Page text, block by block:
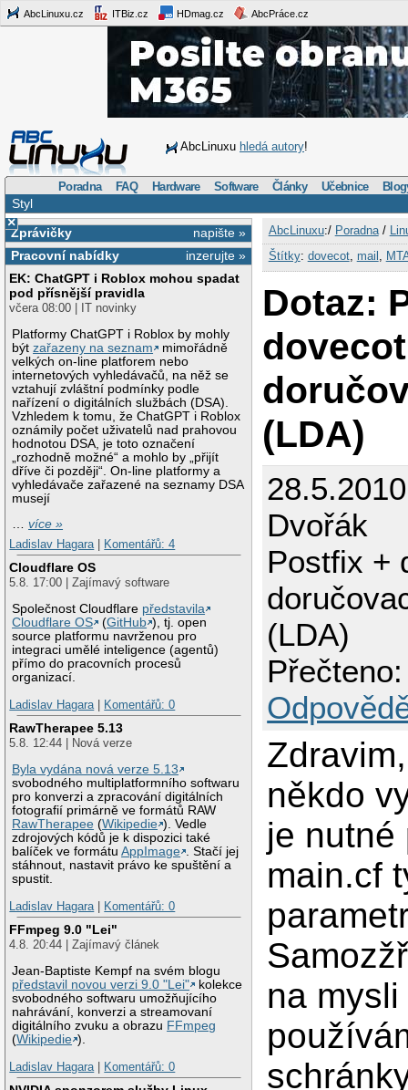
AbcLinuxu.cz ITBiz.cz HDmag.cz AbcPráce.cz
AbcLinuxu hledá autory!
Poradna FAQ Hardware Software Články Učebnice
Styl
×
napište »
Zprávičky
inzerujte »
Pracovní nabídky
EK: ChatGPT i Roblox mohou spadat
pod přísnější pravidla
včera 08:00 | IT novinky
Platformy ChatGPT i Roblox by mohly
býtzařazeny na seznam
mimořádně
velkých on-line platforem nebo
internetových vyhledávačů, na něž se
vztahují zvláštní podmínky podle
nařízení o digitálních službách (DSA).
Vzhledem k tomu, že ChatGPT i Roblox
oznámily počet uživatelů nad prahovou
hodnotou DSA, je toto označení
„rozhodně možné“ a mohlo by „přijít
dříve či později“. On-line platformy a
vyhledávače zařazené na seznamy DSA
musejí
…více »
Ladislav Hagara
Komentářů: 4
Cloudflare OS
5.8. 17:00 | Zajímavý software
Společnost Cloudflare představila
Cloudflare OS
(GitHub ), tj. open
source platformu navrženou pro
integraci umělé inteligence (agentů)
přímo do pracovních procesů
organizací.
Ladislav Hagara
Komentářů: 0
RawTherapee 5.13
5.8. 12:44 | Nová verze
Byla vydána nová verze 5.13
svobodného multiplatformního softwaru
pro konverzi a zpracování digitálních
fotografií primárně ve formátů RAW
RawTherapee (Wikipedie ). Vedle
zdrojových kódů je k dispozici také
balíček ve formátuAppImage . Stačí jej
stáhnout, nastavit právo ke spuštění a
spustit.
Ladislav Hagara
Komentářů: 0
FFmpeg 9.0 "Lei"
4.8. 20:44 | Zajímavý článek
Jean-Baptiste Kempf na svém blogu
představil novou verzi 9.0 "Lei"
kolekce
svobodného softwaru umožňujícího
nahrávání, konverzi a streamovaní
digitálního zvuku a obrazu FFmpeg
(Wikipedie ).
Ladislav Hagara
Komentářů: 0
AbcLinuxu:/ Poradna/
Štítky: dovecot, mail
Dotaz:
(LDA)
Dvořák
Postfix +
(LDA)
někdo
je nutné
main.cf
na mysli